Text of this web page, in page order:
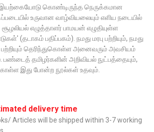
கொண்டிருந்த நெருக்கமான
உருவான வாழ்வியலையும் எளிய நடையில்
சூழலியல் எழுத்தாளர் பாமயன் எழுதியுள்ள
(தடாகம் பதிப்பகம்). நமது மரபு பற்றியும், நமது
பற்றியும் தெரிந்துகொள்ள அனைவரும் அவசியம்
பண்டைத் தமிழர்களின் அறிவியல் நுட்பத்தையும்,
இது போன்ற நூல்கள் உதவும்.
delivery time
Articles will be shipped within 3-7 working